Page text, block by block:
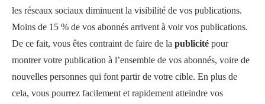
les réseaux sociaux diminuent la visibilité de vos publications.
Moins de 15 % de vos abonnés arrivent à voir vos publications.
De ce fait, vous êtes contraint de faire de la publicité pour
montrer votre publication à l’ensemble de vos abonnés, voire de
nouvelles personnes qui font partir de votre cible. En plus de
cela, vous pourrez facilement et rapidement atteindre vos